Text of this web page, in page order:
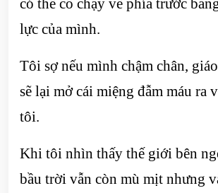
có thể cố chạy về phía trước
lực của mình.
Tôi sợ nếu mình chậm chân,
sẽ lại mở cái miệng đẫm máu ra
tôi.
Khi tôi nhìn thấy thế giới bên
bầu trời vẫn còn mù mịt nhưng